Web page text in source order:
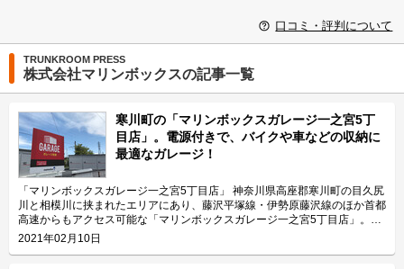
口コミ・評判について
TRUNKROOM PRESS
株式会社マリンボックスの記事一覧
寒川町の「マリンボックスガレージ一之宮5丁
目店」。電源付きで、バイクや車などの収納に
最適なガレージ！
「マリンボックスガレージ一之宮5丁目店」 神奈川県高座郡寒川町の目久尻
川と相模川に挟まれたエリアにあり、藤沢平塚線・伊勢原藤沢線のほか首都
高速からもアクセス可能な「マリンボックスガレージ一之宮5丁目店」。最
寄り駅はJR相模線の寒川駅です。 運営会社は、平成4年から30年近くトラ
ンクルーム事業を運営する株式会社マリンボックス。湘南エリアを中心に全
2021年02月10日